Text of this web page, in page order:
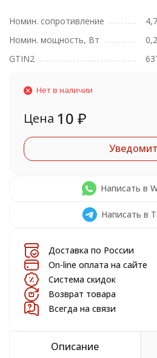
Номин. сопротивление
Номин. мощность, Вт
GTIN2
Нет в наличии
Цена 10 ₽
Написать в
Написать в
Доставка по России
On-line оплата на сайте
Система скидок
Возврат товара
Всегда на связи
Описание